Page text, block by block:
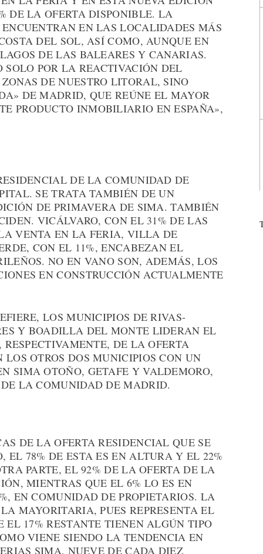
DE LA OFERTA DISPONIBLE. LA
EN LAS LOCALIDADES MÁS
DEL SOL, ASÍ COMO, AUNQUE EN
DE LAS BALEARES Y CANARIAS.
SOLO POR LA REACTIVACIÓN DEL
DE NUESTRO LITORAL, SINO
DE MADRID, QUE REÚNE EL MAYOR
PRODUCTO INMOBILIARIO EN ESPAÑA»,
DE LA COMUNIDAD DE
SE TRATA TAMBIÉN DE UN
DE PRIMAVERA DE SIMA. TAMBIÉN
VICÁLVARO, CON EL 31% DE LAS
VENTA EN LA FERIA, VILLA DE
CON EL 11%, ENCABEZAN EL
NO EN VANO SON, ADEMÁS, LOS
EN CONSTRUCCIÓN ACTUALMENTE
LOS MUNICIPIOS DE RIVAS-
Y BOADILLA DEL MONTE LIDERAN EL
DE LA OFERTA
OTROS DOS MUNICIPIOS CON UN
SIMA OTOÑO, GETAFE Y VALDEMORO,
LA COMUNIDAD DE MADRID.
DE LA OFERTA RESIDENCIAL QUE SE
78% DE ESTA ES EN ALTURA Y EL 22%
PARTE, EL 92% DE LA OFERTA DE LA
MIENTRAS QUE EL 6% LO ES EN
EN COMUNIDAD DE PROPIETARIOS. LA
MAYORITARIA, PUES REPRESENTA EL
EL 17% RESTANTE TIENEN ALGÚN TIPO
VIENE SIENDO LA TENDENCIA EN
SIMA, NUEVE DE CADA DIEZ